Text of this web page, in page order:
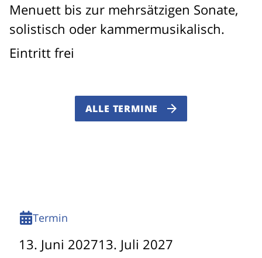
Menuett bis zur mehrsätzigen Sonate,
solistisch oder kammermusikalisch.
Eintritt frei
ALLE TERMINE
Termin
13. Juni 202713. Juli 2027